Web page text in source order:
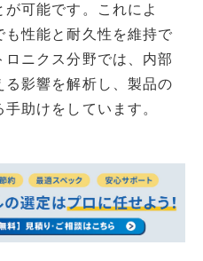
可能です。これによ
性能と耐久性を維持で
ニクス分野では、内部
影響を解析し、製品の
助けをしています。